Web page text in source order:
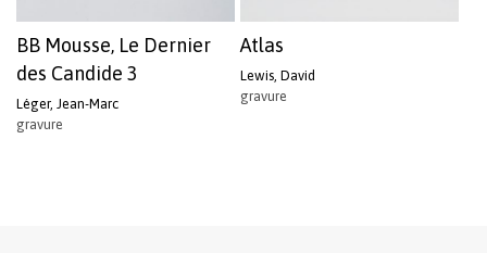
BB Mousse, Le Dernier
des Candide 3
Léger, Jean-Marc
gravure
Atlas
Lewis, David
gravure